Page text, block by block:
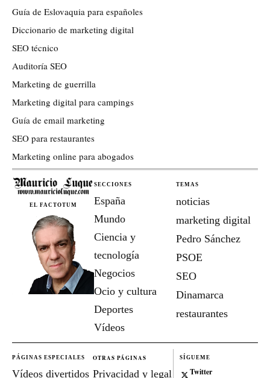
Guía de Eslovaquia para españoles
Diccionario de marketing digital
SEO técnico
Auditoría SEO
Marketing de guerrilla
Marketing digital para campings
Guía de email marketing
SEO para restaurantes
Marketing online para abogados
EL FACTOTUM
SECCIONES
España
Mundo
Ciencia y
tecnología
Negocios
Ocio y cultura
Deportes
Vídeos
TEMAS
noticias
marketing digital
Pedro Sánchez
PSOE
SEO
Dinamarca
restaurantes
PÁGINAS ESPECIALES
Vídeos divertidos
OTRAS PÁGINAS
Privacidad y legal
SÍGUEME
Twitter